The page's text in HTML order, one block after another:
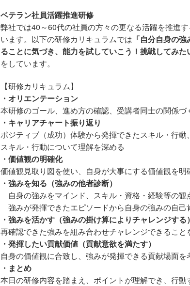
ベテラン社員活躍推進研修
弊社では40～60代の社員の方々の更なる活躍を推進
います。以下の研修カリキュラムでは 「自分自身の
ることに気づき、能力を試していこう！挑戦してみた
をしています。
【研修カリキュラム】
・オリエンテーション
本研修のゴール、進め方の確認、受講者同士の関係づ
・キャリアチャート振り返り
ポジティブ（成功）体験から発揮できたスキル・行
スキル・行動について理解を深める
・価値観の明確化
価値観見取り図を使い、自身が大事にする価値観を
・強みを知る（強みの他者診断）
自身の強みをマインド、スキル・資格・経験等の観
強みが発揮できたエピソードから自身の強みの自己
・強みを活かす（強みの掛け算によりチャレンジする）
再確認できた強みを組み合わせチャレンジできること
・発揮したい貢献価値（貢献意欲を満たす）
自身の価値観に合致し、強みが発揮できる貢献場面
・まとめ
本日の研修内容を踏まえ、ポイントが理解でき、行